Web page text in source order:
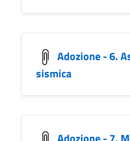
Adozione - 6.
sismica